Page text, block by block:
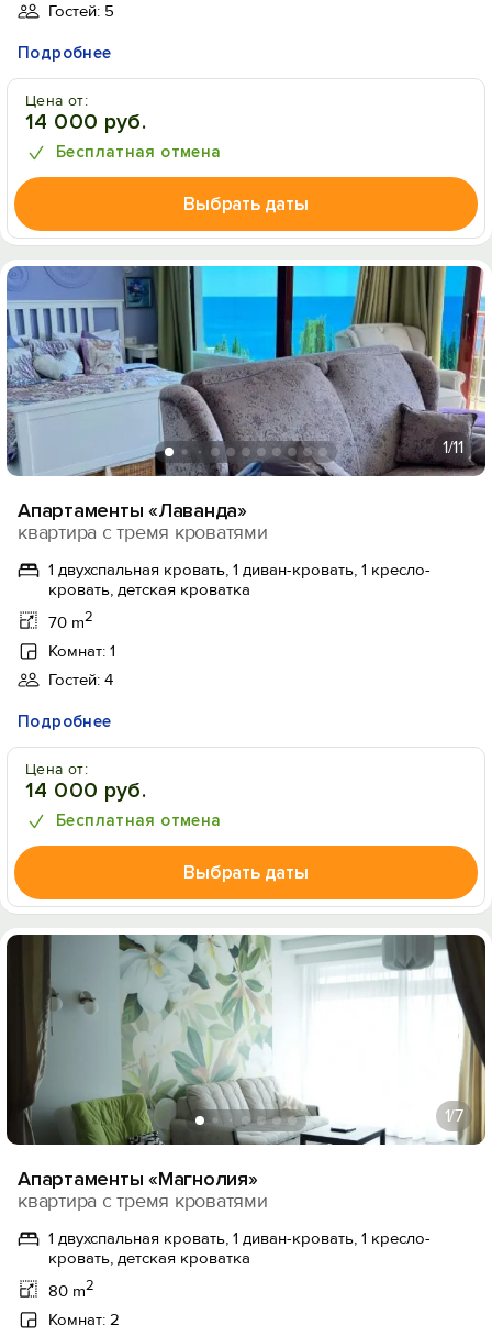
Гостей: 5
Подробнее
Цена от:
14 000 руб.
Бесплатная отмена
Выбрать даты
1/11
Апартаменты «Лаванда»
квартира с тремя кроватями
1 двухспальная кровать, 1 диван-кровать, 1 кресло-
кровать, детская кроватка
70 m2
Комнат: 1
Гостей: 4
Подробнее
Цена от:
14 000 руб.
Бесплатная отмена
Выбрать даты
1/7
Апартаменты «Магнолия»
квартира с тремя кроватями
1 двухспальная кровать, 1 диван-кровать, 1 кресло-
кровать, детская кроватка
80 m2
Комнат: 2